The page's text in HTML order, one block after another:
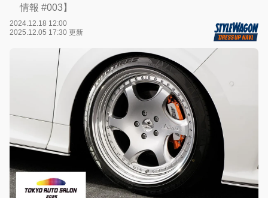
情報 #003】
2024.12.18 12:00
2025.12.05 17:30 更新